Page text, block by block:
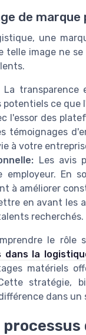
de marque
une
telle image ne
La transparence
ce que
l'essor des
témoignages
à votre
Les avis
employeur. En
à améliorer
en avant les
recherchés.
le rôle
dans la
matériels
stratégie,
dans